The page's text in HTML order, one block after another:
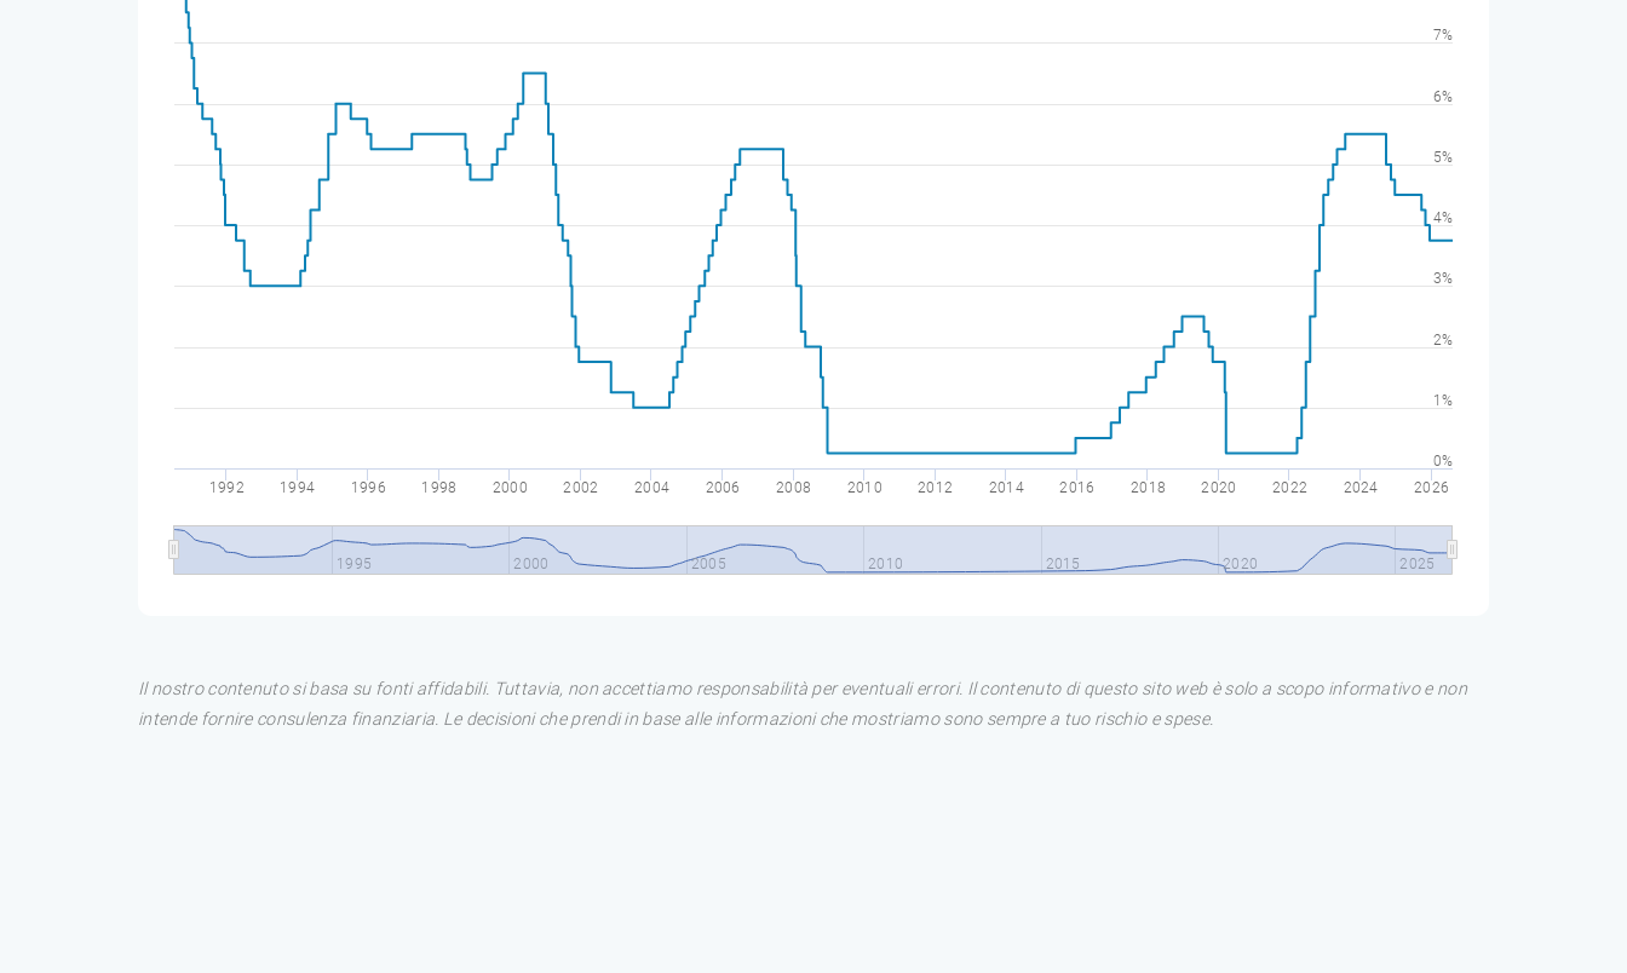
1992 1994 1996 1998 2000 2002 2004 2006 2008 2010 2012 2014 2016 2018 2020 2022 2024 2026
1995 2000 2005 2010 2015 2020 2025
0%
1%
2%
3%
4%
5%
6%
7%
Il nostro contenuto si basa su fonti affidabili. Tuttavia, non accettiamo responsabilità per eventuali errori. Il contenuto di questo sito web è solo a scopo informativo e non
intende fornire consulenza finanziaria. Le decisioni che prendi in base alle informazioni che mostriamo sono sempre a tuo rischio e spese.